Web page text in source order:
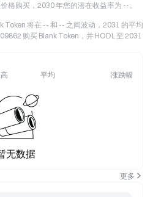
格购买，2030 年您的潜在收益率为 --。
Token 将在 -- 和 -- 之间波动，2031 的平均
购买 Blank Token，并 HODL 至 2031
平均 涨跌幅
无数据
更多